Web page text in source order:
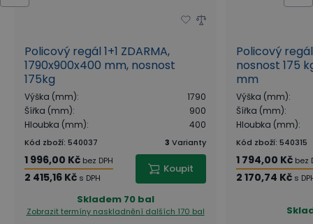
Policový regál 1+1 ZDARMA,
1790x900x400 mm, nosnost
175kg
Výška (mm):
1790
Šířka (mm):
900
Hloubka (mm): 400
Kód zboží: 540037 3 Varianty
1 996,00 Kč bez DPH
2 415,16 Kč s DPH
Koupit
Skladem 70 bal
Zobrazit termíny naskladnění dalších 170 bal
Policový regál
nosnost 175
mm
Výška (mm):
Šířka (mm):
Hloubka (mm):
Kód zboží: 540315
1 794,00 Kč bez
2 170,74 Kč s